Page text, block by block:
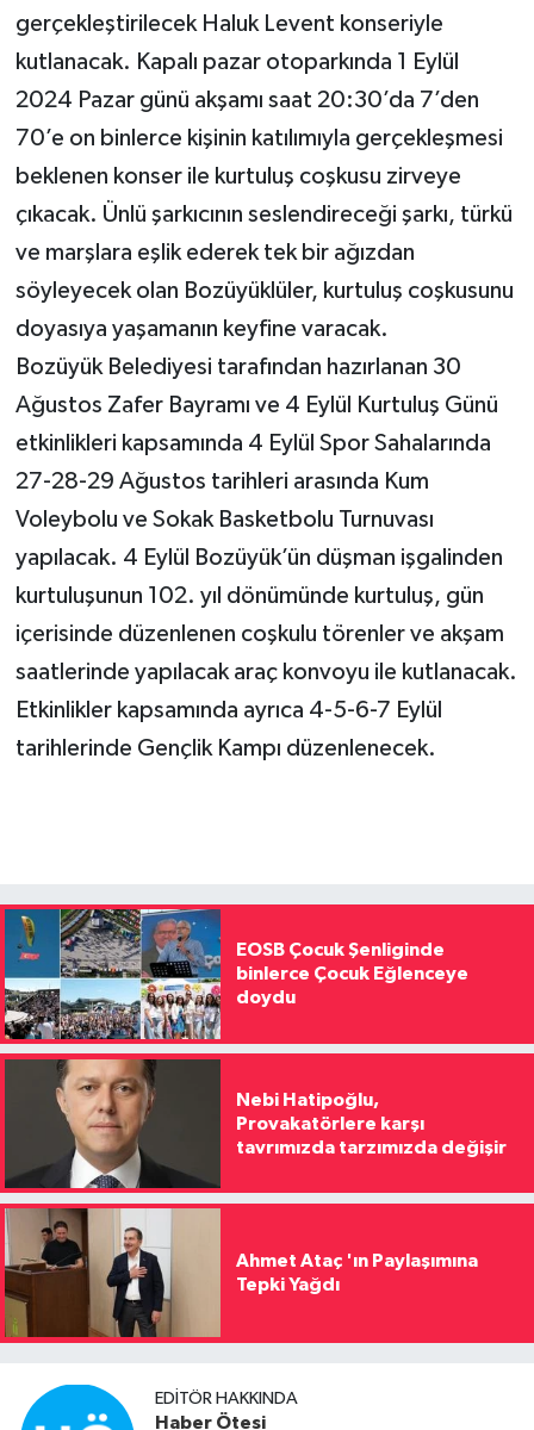
gerçekleştirilecek Haluk Levent konseriyle
kutlanacak. Kapalı pazar otoparkında 1 Eylül
2024 Pazar günü akşamı saat 20:30’da 7’den
70’e on binlerce kişinin katılımıyla gerçekleşmesi
beklenen konser ile kurtuluş coşkusu zirveye
çıkacak. Ünlü şarkıcının seslendireceği şarkı, türkü
ve marşlara eşlik ederek tek bir ağızdan
söyleyecek olan Bozüyüklüler, kurtuluş coşkusunu
doyasıya yaşamanın keyfine varacak.
Bozüyük Belediyesi tarafından hazırlanan 30
Ağustos Zafer Bayramı ve 4 Eylül Kurtuluş Günü
etkinlikleri kapsamında 4 Eylül Spor Sahalarında
27-28-29 Ağustos tarihleri arasında Kum
Voleybolu ve Sokak Basketbolu Turnuvası
yapılacak. 4 Eylül Bozüyük’ün düşman işgalinden
kurtuluşunun 102. yıl dönümünde kurtuluş, gün
içerisinde düzenlenen coşkulu törenler ve akşam
saatlerinde yapılacak araç konvoyu ile kutlanacak.
Etkinlikler kapsamında ayrıca 4-5-6-7 Eylül
tarihlerinde Gençlik Kampı düzenlenecek.
EOSB Çocuk Şenliginde
binlerce Çocuk Eğlenceye
doydu
Nebi Hatipoğlu,
Provakatörlere karşı
tavrımızda tarzımızda değişir
Ahmet Ataç 'ın Paylaşımına
Tepki Yağdı
EDITÖR HAKKINDA
Haber Ötesi